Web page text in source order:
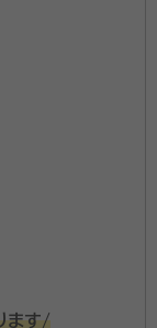
に対応。さら
発生し得る不
。 また、
て提案を受け
るのではな
サポートして
ます/